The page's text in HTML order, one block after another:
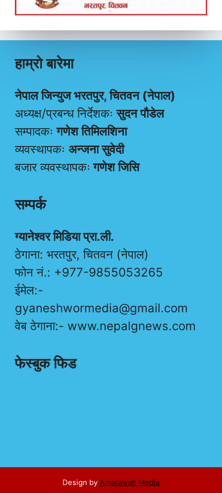
हाम्रो बारेमा
नेपाल जिन्युज भरतपुर, चितवन (नेपाल)
अध्यक्ष/प्रबन्ध निर्देशकःसुदन पौडेल
सम्पादकःगणेश तिमिलशिना
व्यवस्थापकः अन्जना सुवेदी
बजार व्यवस्थापकः गणेश जिसि
सम्पर्क
ग्यानेश्वर मिडिया प्रा.ली.
ठेगाना: भरतपुर, चितवन (नेपाल)
फोन नं.: +977-9855053265
ईमेल:-
gyaneshwormedia@gmail.com
वेब ठेगाना:- www.nepalgnews.com
फेस्बुक फिड
Design by Amarawati Media